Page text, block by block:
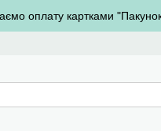
оплату картками